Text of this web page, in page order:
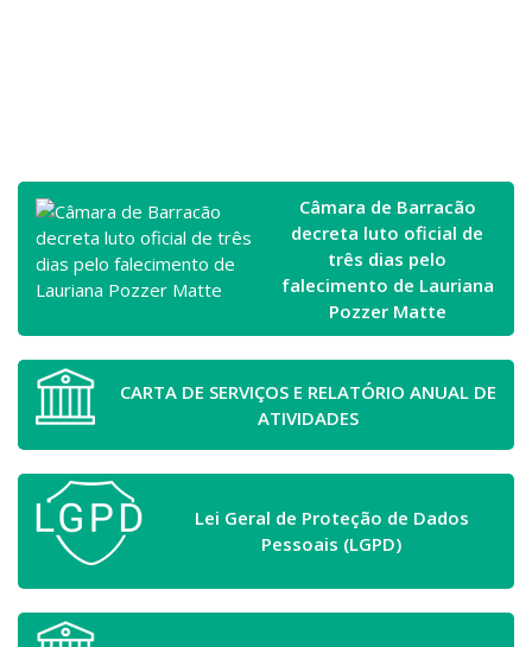
Câmara de Barracão
decreta luto oficial de
três dias pelo
falecimento de Lauriana
Pozzer Matte
CARTA DE SERVIÇOS E RELATÓRIO ANUAL DE
ATIVIDADES
Lei Geral de Proteção de Dados
Pessoais (LGPD)